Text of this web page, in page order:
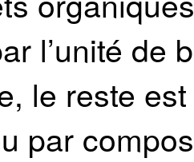
l’unité de
le reste
par